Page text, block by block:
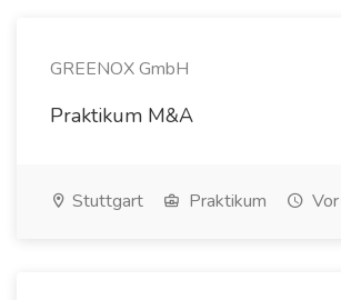
GREENOX GmbH
Praktikum M&A
Stuttgart Praktikum